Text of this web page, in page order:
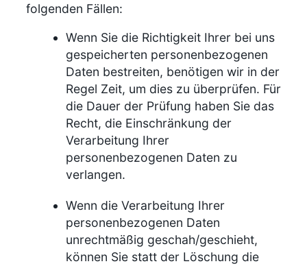
folgenden Fällen:
Wenn Sie die Richtigkeit Ihrer bei uns
gespeicherten personenbezogenen
Daten bestreiten, benötigen wir in der
Regel Zeit, um dies zu überprüfen. Für
die Dauer der Prüfung haben Sie das
Recht, die Einschränkung der
Verarbeitung Ihrer
personenbezogenen Daten zu
verlangen.
Wenn die Verarbeitung Ihrer
personenbezogenen Daten
unrechtmäßig geschah/geschieht,
können Sie statt der Löschung die